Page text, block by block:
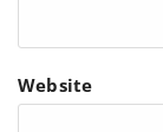
Website